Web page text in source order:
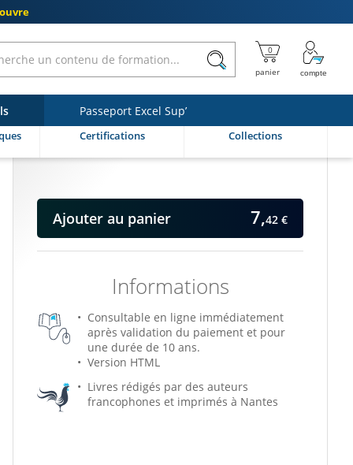
Passeport Excel Sup’
Certifications Collections
Informations
Consultable en ligne immédiatement
après validation du paiement et pour
une durée de 10 ans.
Version HTML
Livres rédigés par des auteurs
francophones et imprimés à Nantes
Ajouter au panier 7,42 €